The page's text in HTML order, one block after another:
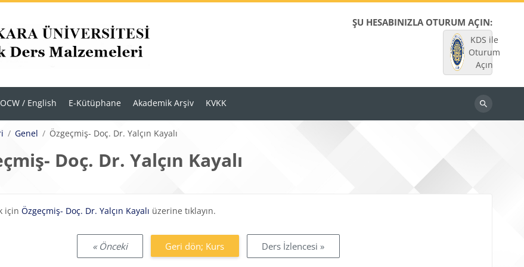
ŞU HESABINIZLA OTURUM AÇIN:
KDS ile
Oturum
Açın
OCW / English E-Kütüphane Akademik Arşiv KVKK
Dersleri
Genel Özgeçmiş- Doç. Dr. Yalçın Kayalı
Doç. Dr. Yalçın Kayalı
için Özgeçmiş- Doç. Dr. Yalçın Kayalı üzerine tıklayın.
« Önceki Geri dön; Kurs Ders İzlencesi »